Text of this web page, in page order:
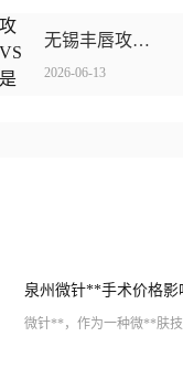
无锡丰唇攻略：玻尿酸VS爱贝芙谁才是你的完好之选？
2026-06-13